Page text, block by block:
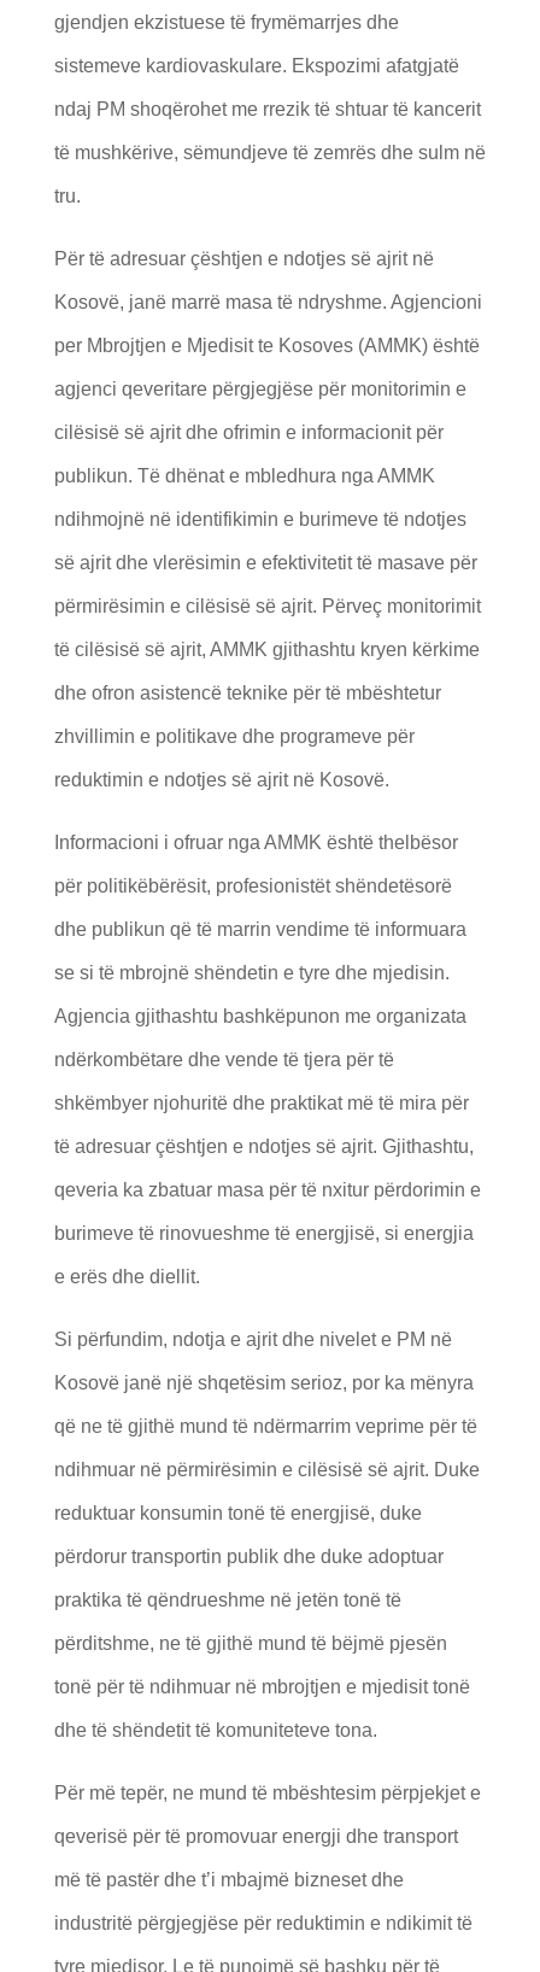
gjendjen ekzistuese të frymëmarrjes dhe
sistemeve kardiovaskulare. Ekspozimi afatgjatë
ndaj PM shoqërohet me rrezik të shtuar të kancerit
të mushkërive, sëmundjeve të zemrës dhe sulm në
tru.
Për të adresuar çështjen e ndotjes së ajrit në
Kosovë, janë marrë masa të ndryshme. Agjencioni
per Mbrojtjen e Mjedisit te Kosoves (AMMK) është
agjenci qeveritare përgjegjëse për monitorimin e
cilësisë së ajrit dhe ofrimin e informacionit për
publikun. Të dhënat e mbledhura nga AMMK
ndihmojnë në identifikimin e burimeve të ndotjes
së ajrit dhe vlerësimin e efektivitetit të masave për
përmirësimin e cilësisë së ajrit. Përveç monitorimit
të cilësisë së ajrit, AMMK gjithashtu kryen kërkime
dhe ofron asistencë teknike për të mbështetur
zhvillimin e politikave dhe programeve për
reduktimin e ndotjes së ajrit në Kosovë.
Informacioni i ofruar nga AMMK është thelbësor
për politikëbërësit, profesionistët shëndetësorë
dhe publikun që të marrin vendime të informuara
se si të mbrojnë shëndetin e tyre dhe mjedisin.
Agjencia gjithashtu bashkëpunon me organizata
ndërkombëtare dhe vende të tjera për të
shkëmbyer njohuritë dhe praktikat më të mira për
të adresuar çështjen e ndotjes së ajrit. Gjithashtu,
qeveria ka zbatuar masa për të nxitur përdorimin e
burimeve të rinovueshme të energjisë, si energjia
e erës dhe diellit.
Si përfundim, ndotja e ajrit dhe nivelet e PM në
Kosovë janë një shqetësim serioz, por ka mënyra
që ne të gjithë mund të ndërmarrim veprime për të
ndihmuar në përmirësimin e cilësisë së ajrit. Duke
reduktuar konsumin tonë të energjisë, duke
përdorur transportin publik dhe duke adoptuar
praktika të qëndrueshme në jetën tonë të
përditshme, ne të gjithë mund të bëjmë pjesën
tonë për të ndihmuar në mbrojtjen e mjedisit tonë
dhe të shëndetit të komuniteteve tona.
Për më tepër, ne mund të mbështesim përpjekjet e
qeverisë për të promovuar energji dhe transport
më të pastër dhe t’i mbajmë bizneset dhe
industritë përgjegjëse për reduktimin e ndikimit të
tyre mjedisor. Le të punojmë së bashku për të